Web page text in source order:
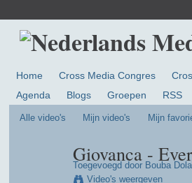
Home Cross Media Congres
Agenda
Blogs Groepen RSS
Alle video's Mijn video's Mijn
Giovanca -
Toegevoegd door Bouba Dola
Video's weergeven